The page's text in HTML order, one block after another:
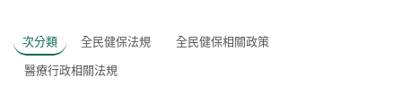
次分類 全民健保法規
全民健保相關政策
醫療行政相關法規